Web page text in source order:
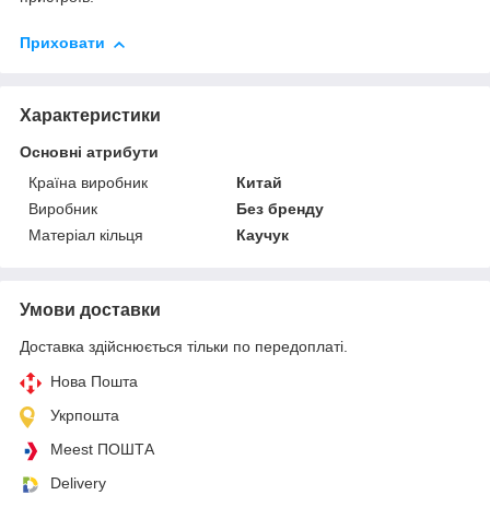
Приховати
Характеристики
Основні атрибути
Країна виробник
Китай
Виробник
Без бренду
Матеріал кільця
Каучук
Умови доставки
Доставка здійснюється тільки по передоплаті.
Нова Пошта
Укрпошта
Meest ПОШТА
Delivery